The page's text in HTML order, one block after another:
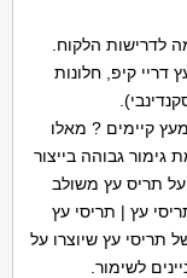
לדרישות הלקוח.
דריי קיפ, חלונות
קיימים ? מאלו
גימור גבוהה בייצור
תריס עץ משולב
עץ | תריסי עץ
תריסי עץ שיוצרו על
לשימור.